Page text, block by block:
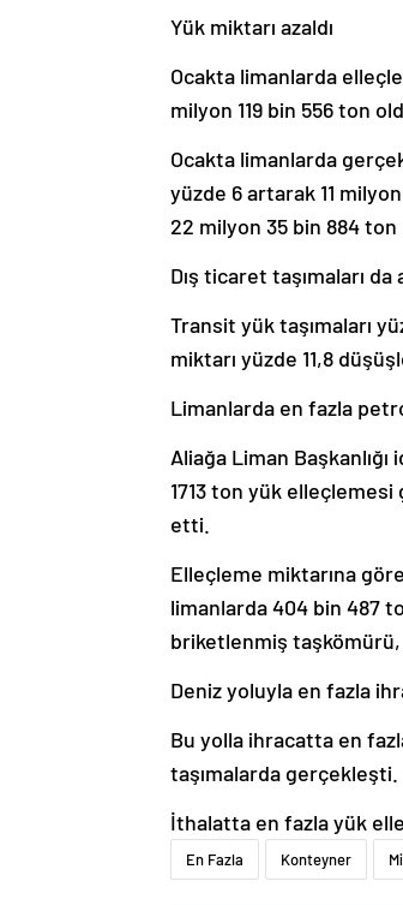
Yük miktarı azaldı
Ocakta limanlarda
milyon 119 bin 556 ton
Ocakta limanlarda
yüzde 6 artarak 11
22 milyon 35 bin 884
Dış ticaret taşımaları
Transit yük taşımaları
miktarı yüzde 11,8
Limanlarda en fazla
Aliağa Liman
1713 ton yük
etti.
Elleçleme miktarına
limanlarda 404 bin 487
briketlenmiş taşkömürü,
Deniz yoluyla en fazla
Bu yolla ihracatta en
taşımalarda gerçekleşti.
İthalatta en fazla yük
En Fazla Konteyner